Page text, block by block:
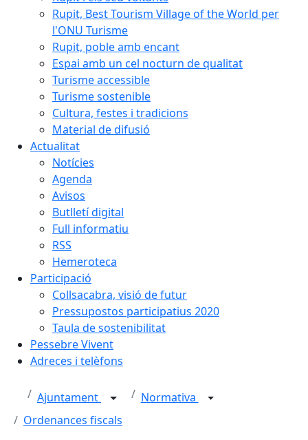
Rupit, Best Tourism Village of the World per
l'ONU Turisme
Rupit, poble amb encant
Espai amb un cel nocturn de qualitat
Turisme accessible
Turisme sostenible
Cultura, festes i tradicions
Material de difusió
Actualitat
Notícies
Agenda
Avisos
Butlletí digital
Full informatiu
RSS
Hemeroteca
Participació
Collsacabra, visió de futur
Pressupostos participatius 2020
Taula de sostenibilitat
Pessebre Vivent
Adreces i telèfons
Ajuntament
Normativa
Ordenances fiscals